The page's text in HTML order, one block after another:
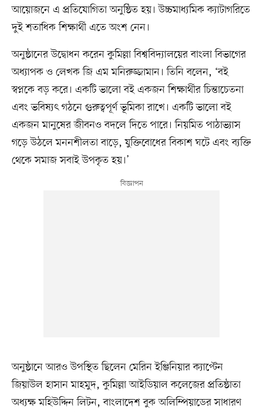
আয়োজনে এ প্রতিযোগিতা অনুষ্ঠিত হয়। উচ্চমাধ্যমিক ক্যাটাগরিতে
দুই শতাধিক শিক্ষার্থী এতে অংশ নেন।
অনুষ্ঠানের উদ্বোধন করেন কুমিল্লা বিশ্ববিদ্যালয়ের বাংলা বিভাগের
অধ্যাপক ও লেখক জি এম মনিরুজ্জামান। তিনি বলেন, ‘বই
স্বপ্নকে বড় করে। একটি ভালো বই একজন শিক্ষার্থীর চিন্তাচেতনা
এবং ভবিষ্যৎ গঠনে গুরুত্বপূর্ণ ভূমিকা রাখে। একটি ভালো বই
একজন মানুষের জীবনও বদলে দিতে পারে। নিয়মিত পাঠাভ্যাস
গড়ে উঠলে মননশীলতা বাড়ে, যুক্তিবোধের বিকাশ ঘটে এবং ব্যক্তি
থেকে সমাজ সবাই উপকৃত হয়।’
অনুষ্ঠানে আরও উপস্থিত ছিলেন মেরিন ইঞ্জিনিয়ার ক্যাপ্টেন
জিয়াউল হাসান মাহমুদ, কুমিল্লা আইডিয়াল কলেজের প্রতিষ্ঠাতা
অধ্যক্ষ মহিউদ্দিন লিটন, বাংলাদেশ বুক অলিম্পিয়াডের সাধারণ